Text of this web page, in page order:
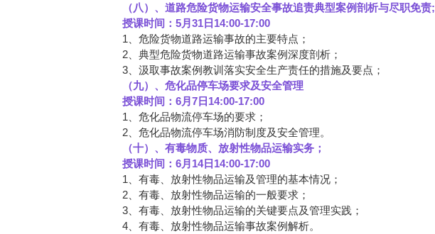
（八）、道路危险货物运输安全事故追责典型案例剖析与尽职免责;
授课时间：5月31日14:00-17:00
1、危险货物道路运输事故的主要特点；
2、典型危险货物道路运输事故案例深度剖析；
3、汲取事故案例教训落实安全生产责任的措施及要点；
（九）、危化品停车场要求及安全管理
授课时间：6月7日14:00-17:00
1、危化品物流停车场的要求；
2、危化品物流停车场消防制度及安全管理。
（十）、有毒物质、放射性物品运输实务；
授课时间：6月14日14:00-17:00
1、有毒、放射性物品运输及管理的基本情况；
2、有毒、放射性物品运输的一般要求；
3、有毒、放射性物品运输的关键要点及管理实践；
4、有毒、放射性物品运输事故案例解析。